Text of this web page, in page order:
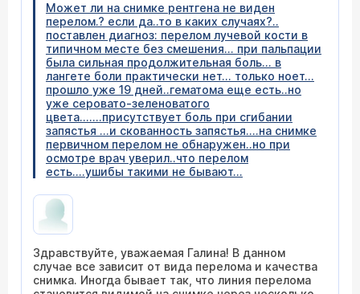
Может ли на снимке рентгена не виден
перелом.? если да..то в каких случаях?..
поставлен диагноз: перелом лучевой кости в
типичном месте без смешения... при пальпации
была сильная продолжительная боль... в
лангете боли практически нет... только ноет...
прошло уже 19 дней..гематома еще есть..но
уже серовато-зеленоватого
цвета.......присутствует боль при сгибании
запястья ...и скованность запястья....на снимке
первичном перелом не обнаружен..но при
осмотре врач уверил..что перелом
есть....ушибы такими не бывают...
Здравствуйте, уважаемая Галина! В данном
случае все зависит от вида перелома и качества
снимка. Иногда бывает так, что линия перелома